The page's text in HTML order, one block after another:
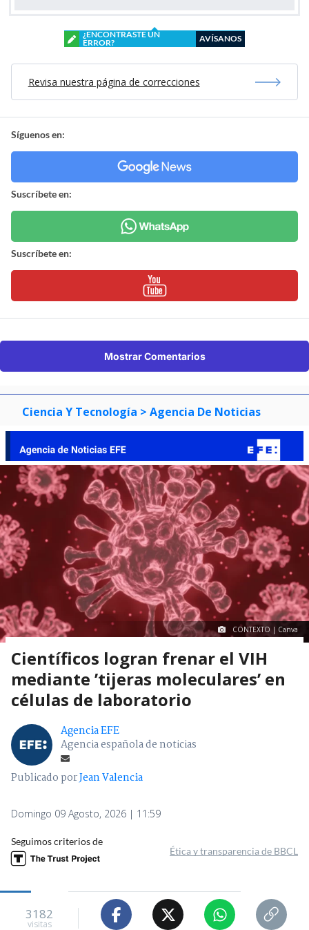
¿ENCONTRASTE UN
ERROR?
AVÍSANOS
Revisa nuestra página de correcciones
Síguenos en:
Suscríbete en:
Suscríbete en:
Mostrar Comentarios
Ciencia Y Tecnología > Agencia De Noticias
CONTEXTO | Canva
Científicos logran frenar el VIH
mediante ’tijeras moleculares’ en
células de laboratorio
Agencia EFE
Agencia española de noticias
Publicado porJean Valencia
Domingo 09 Agosto, 2026 | 11:59
Seguimos criterios de
Ética y transparencia de BBCL
3182
visitas